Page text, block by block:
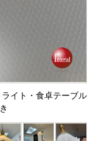
イト・食卓テーブル